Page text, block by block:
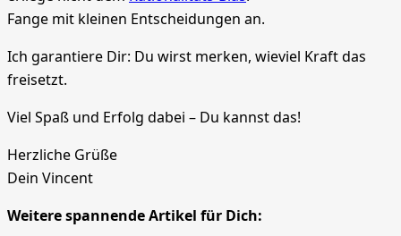
Fange mit kleinen Entscheidungen an.
Ich garantiere Dir: Du wirst merken, wieviel Kraft das
freisetzt.
Viel Spaß und Erfolg dabei – Du kannst das!
Herzliche Grüße
Dein Vincent
Weitere spannende Artikel für Dich: